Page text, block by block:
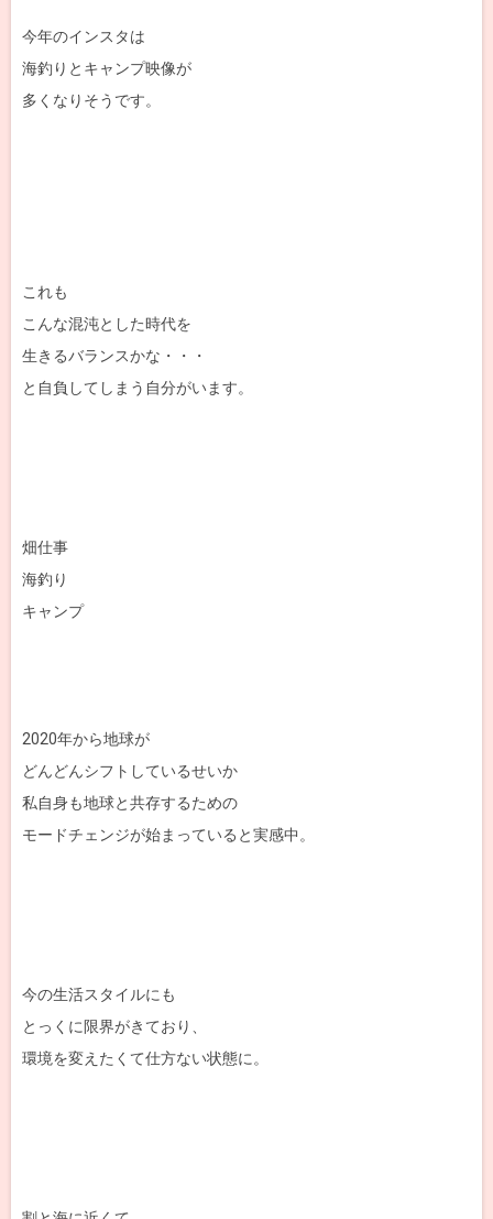
今年のインスタは
海釣りとキャンプ映像が
多くなりそうです。
これも
こんな混沌とした時代を
生きるバランスかな・・・
と自負してしまう自分がいます。
畑仕事
海釣り
キャンプ
2020年から地球が
どんどんシフトしているせいか
私自身も地球と共存するための
モードチェンジが始まっていると実感中。
今の生活スタイルにも
とっくに限界がきており、
環境を変えたくて仕方ない状態に。